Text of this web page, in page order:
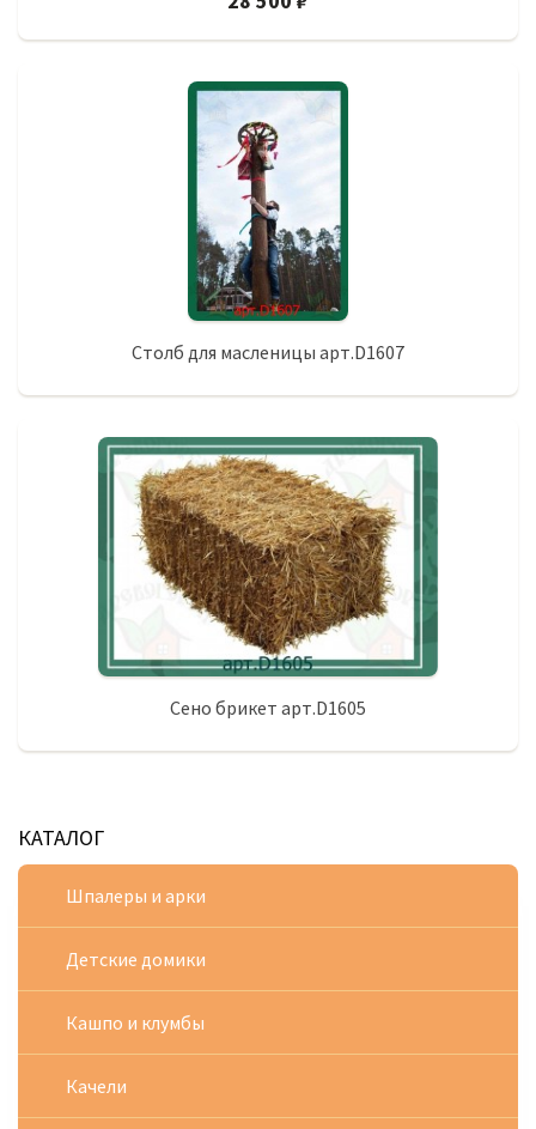
Столб для масленицы арт.D1607
Сено брикет арт.D1605
КАТАЛОГ
Шпалеры и арки
Детские домики
Кашпо и клумбы
Качели